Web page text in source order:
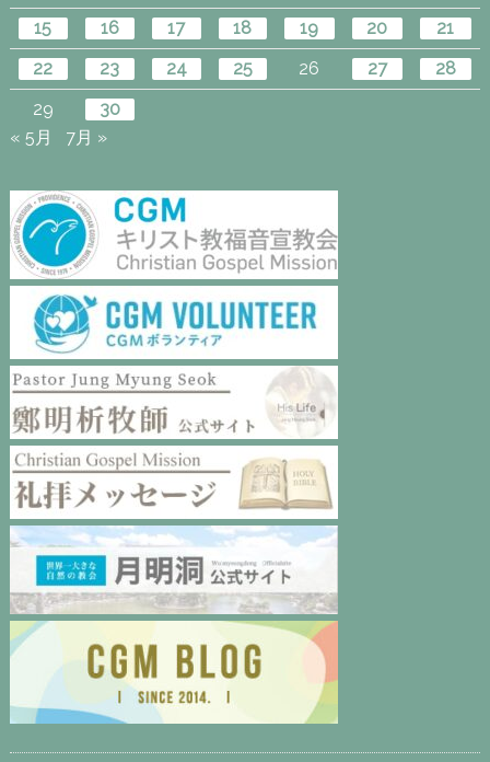
15
16 17 18 19 20
21
22
23 24 25 26 27
28
29
30
« 5月
7月 »